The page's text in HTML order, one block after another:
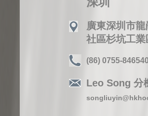
廣東深圳市
社區杉坑工
(86) 0755-
Leo Song 分